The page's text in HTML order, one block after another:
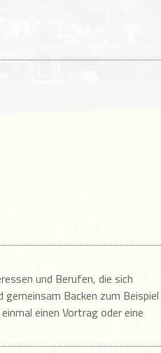
und Berufen, die sich
Backen zum Beispiel
einen Vortrag oder eine